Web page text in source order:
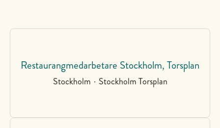
Restaurangmedarbetare Stockholm, Torsplan
Stockholm · Stockholm Torsplan